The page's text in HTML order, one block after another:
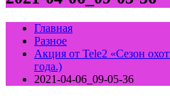
Главная
Разное
Акция от Tele2 «Сезон
года.)
2021-04-06_09-05-36